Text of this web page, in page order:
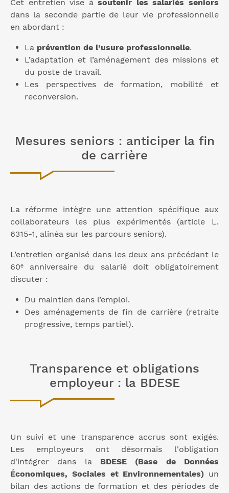
Cet entretien vise àsoutenir les salariés seniors
dans la seconde partie de leur vie professionnelle
en abordant :
La prévention de l’usure professionnelle.
L’adaptation et l’aménagement des missions et
du poste de travail.
Les perspectives de formation, mobilité et
reconversion.
Mesures seniors : anticiper la fin
de carrière
La réforme intègre une attention spécifique aux
collaborateurs les plus expérimentés (article L.
6315-1, alinéa sur les parcours seniors).
L’entretien organisé dans les deux ans précédant le
60ᵉ anniversaire du salarié doit obligatoirement
discuter :
Du maintien dans l’emploi.
Des aménagements de fin de carrière (retraite
progressive, temps partiel).
Transparence et obligations
employeur : la BDESE
Un suivi et une transparence accrus sont exigés.
Les employeurs ont désormais l'obligation
d'intégrer dans la BDESE (Base de Données
Économiques, Sociales et Environnementales) un
bilan des actions de formation et des périodes de